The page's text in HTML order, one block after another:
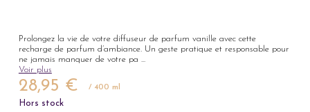
Prolongez la vie de votre diffuseur de parfum vanille avec cette
recharge de parfum d’ambiance. Un geste pratique et responsable pour
ne jamais manquer de votre pa ...
Voir plus
28,95 € / 400 ml
Hors stock